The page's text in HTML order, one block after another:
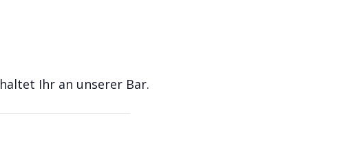
Ihr an unserer Bar.